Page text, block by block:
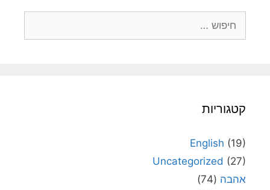
קטגוריות
English (19)
Uncategorized (27)
אהבה (74)